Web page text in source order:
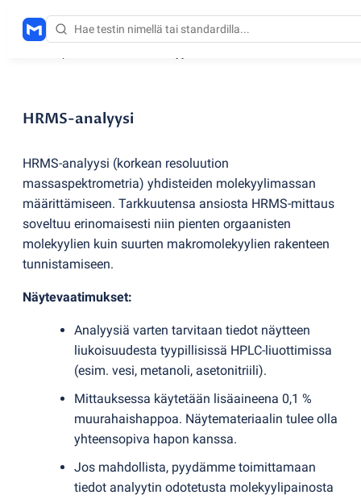
HRMS-analyysi
HRMS-analyysi (korkean resoluution
massaspektrometria) yhdisteiden molekyylimassan
määrittämiseen. Tarkkuutensa ansiosta HRMS-mittaus
soveltuu erinomaisesti niin pienten orgaanisten
molekyylien kuin suurten makromolekyylien rakenteen
tunnistamiseen.
Näytevaatimukset:
Analyysiä varten tarvitaan tiedot näytteen
liukoisuudesta tyypillisissä HPLC-liuottimissa
(esim. vesi, metanoli, asetonitriili).
Mittauksessa käytetään lisäaineena 0,1 %
muurahaishappoa. Näytemateriaalin tulee olla
yhteensopiva hapon kanssa.
Jos mahdollista, pyydämme toimittamaan
tiedot analyytin odotetusta molekyylipainosta